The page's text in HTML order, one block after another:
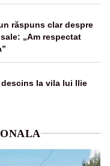
răspuns clar despre
„Am respectat
la vila lui Ilie